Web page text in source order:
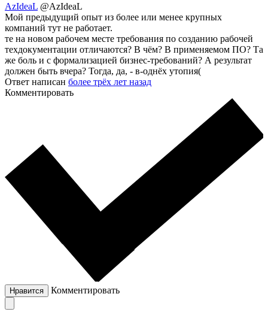
AzIdeaL @AzIdeaL
Мой предыдущий опыт из более или менее крупных
компаний тут не работает.
те на новом рабочем месте требования по созданию рабочей
техдокументации отличаются? В чём? В применяемом ПО? Та
же боль и с формализацией бизнес-требований? А результат
должен быть вчера? Тогда, да, - в-однёх утопия(
Ответ написан более трёх лет назад
Комментировать
Нравится Комментировать